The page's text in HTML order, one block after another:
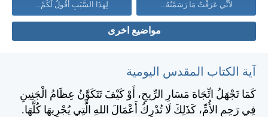
لأَنِّي عَرَفْتُ مَا رَسَمْتُهُ... لِهذَا السَّبَبِ أَقُولُ لَكُمْ...
مواضيع اخرى
آية الكتاب المقدس اليومية
كَمَا تَجْهَلُ اتِّجَاهَ مَسَارِ الرِّيحِ، أَوْ كَيْفَ تَتَكَوَّنُ عِظَامُ الْجَنِينِ
فِي رَحِمِ الأُمِّ، كَذَلِكَ لَا تُدْرِكُ أَعْمَالَ اللهِ الَّتِي يُجْرِيهَا كُلَّهَا.